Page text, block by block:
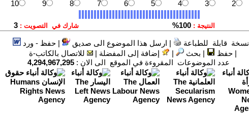
نسخة قابلة للطباعة | ارسل هذا الموضوع الى صديق |حفظ - ورد
|حفظ | بحث | إضافة إلى المفضلة |
للاتصال بالكاتب-ة
عدد الموضوعات المقروءة في الموقع الى الان : 4,294,967,295